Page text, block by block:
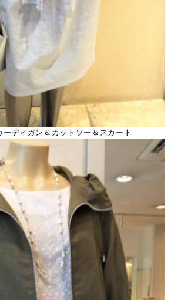
ディガン＆カットソー＆スカート